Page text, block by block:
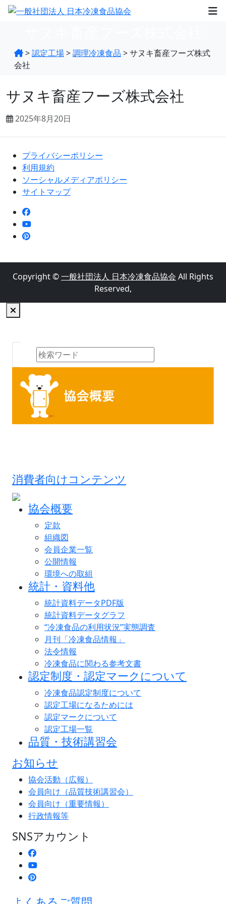
>認定工場>調理冷凍食品 >サヌキ畜産フーズ株式
会社
サヌキ畜産フーズ株式会社
2025年8月20日
プライバシーポリシー
利用規約
ソーシャルメディアポリシー
サイトマップ
Copyright ©一般社団法人 日本冷凍食品協会 All Rights
Reserved,
消費者向けコンテンツ
協会概要
定款
組織図
会員企業一覧
公開情報
環境への取組
統計・資料他
統計資料データPDF版
統計資料データグラフ
“冷凍食品の利用状況”実態調査
月刊「冷凍食品情報」
法令情報
冷凍食品に関わる参考文書
認定制度・認定マークについて
冷凍食品認定制度について
認定工場になるためには
認定マークについて
認定工場一覧
品質・技術講習会
お知らせ
協会活動（広報）
会員向け（品質技術講習会）
会員向け（重要情報）
行政情報等
SNSアカウント